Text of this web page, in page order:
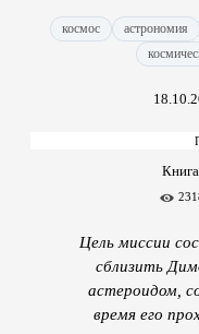
космос астрономия
Цель миссии
сблизить
астероидом,
время его